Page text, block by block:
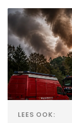
LEES OOK: